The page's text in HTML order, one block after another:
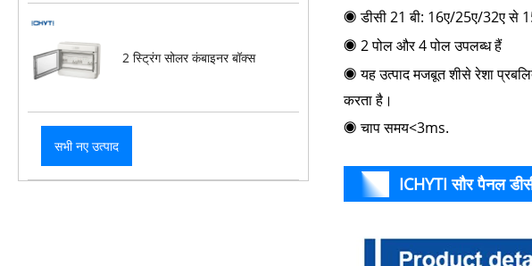
2 स्ट्रिंग सोलर कंबाइनर बॉक्स
सभी नए उत्पाद
◉ डीसी 21 बी: 16ए/25ए/32ए से
◉ 2 पोल और 4 पोल उपलब्ध हैं
◉ यह उत्पाद मजबूत शीसे रेशा
करता है।
◉ चाप समय<3ms.
ICHYTI सौर पैनल